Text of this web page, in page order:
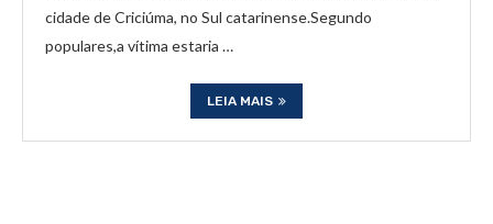
cidade de Criciúma, no Sul catarinense.Segundo
populares,a vítima estaria …
LEIA MAIS